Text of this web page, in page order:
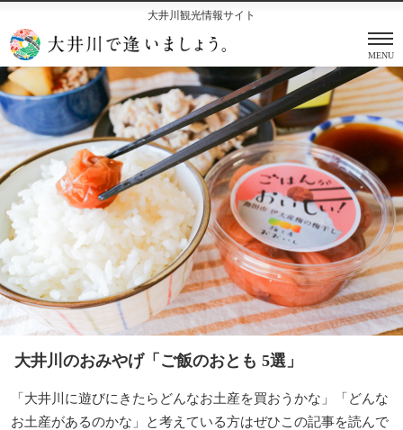
大井川観光情報サイト
MENU
大井川のおみやげ「ご飯のおとも 5選」
「大井川に遊びにきたらどんなお土産を買おうかな」「どんな
お土産があるのかな」と考えている方はぜひこの記事を読んで